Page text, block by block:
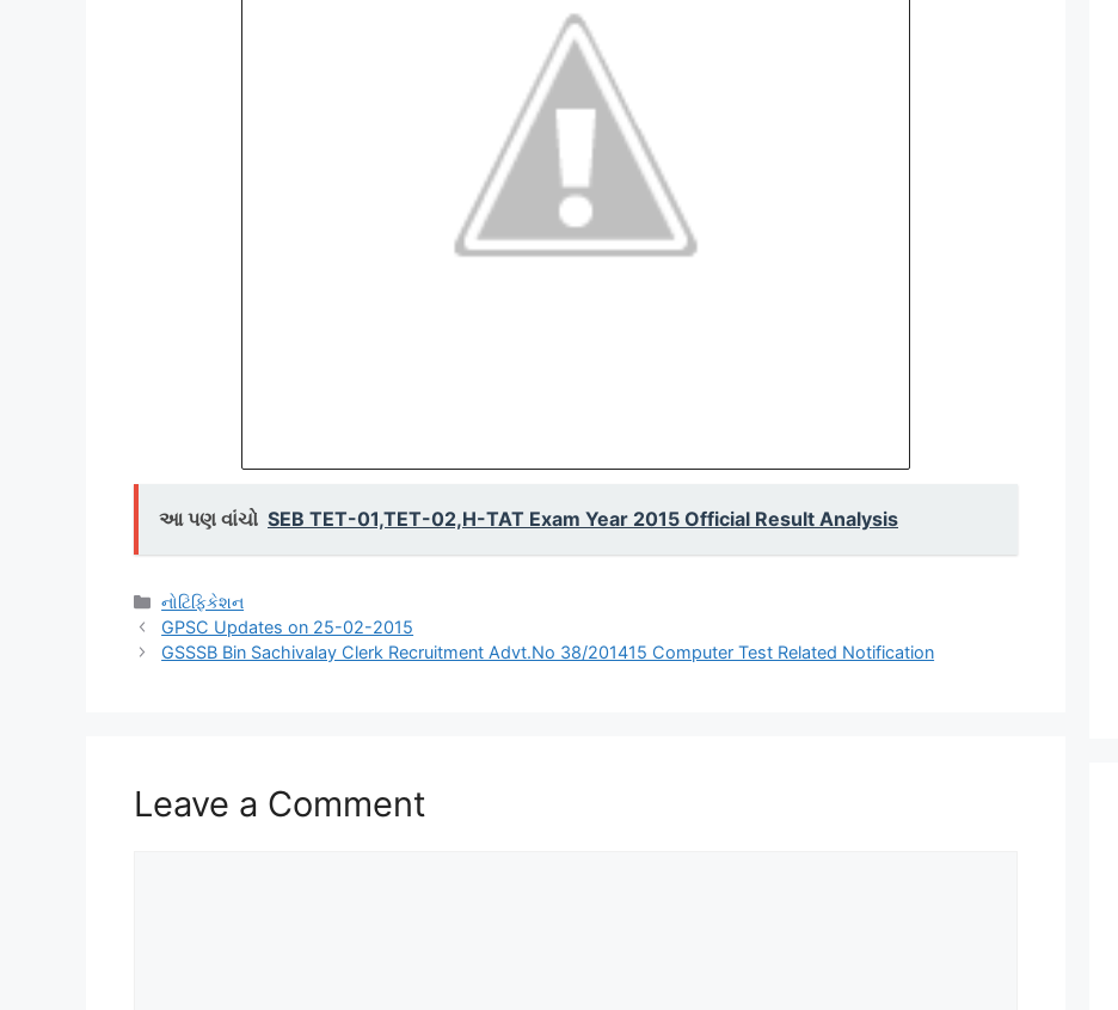
આ પણ વાંચો SEB TET-01,TET-02,H-TAT Exam Year 2015 Official Result Analysis
Categories
નોટિફિકેશન
GPSC Updates on 25-02-2015
GSSSB Bin Sachivalay Clerk Recruitment Advt.No 38/201415 Computer Test Related Notification
Leave a Comment